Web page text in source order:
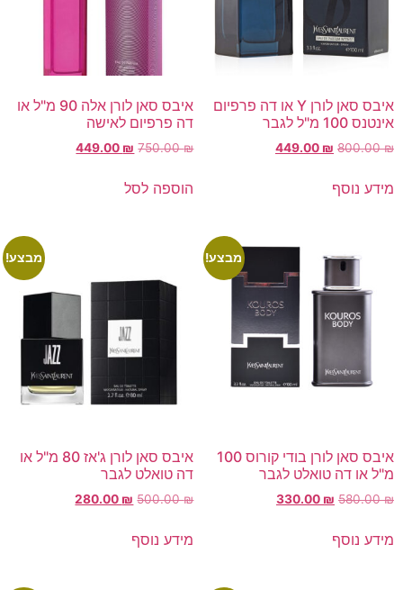
איבס סאן לורן Y או דה פרפיום
אינטנס 100 מ"ל לגבר
800.00₪
449.00 ₪
מידע נוסף
איבס סאן לורן אלה 90 מ"ל או
דה פרפיום לאישה
750.00₪
449.00 ₪
הוספה לסל
מבצע!
איבס סאן לורן בודי קורוס 100
מ"ל או דה טואלט לגבר
580.00₪
330.00 ₪
מידע נוסף
מבצע!
איבס סאן לורן ג'אז 80 מ"ל או
דה טואלט לגבר
500.00₪
280.00 ₪
מידע נוסף